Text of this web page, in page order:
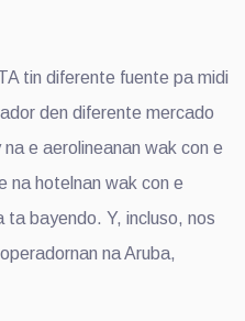
tin diferente fuente pa midi
den diferente mercado
e aerolineanan wak con e
na hotelnan wak con e
ta bayendo. Y, incluso, nos
na Aruba,